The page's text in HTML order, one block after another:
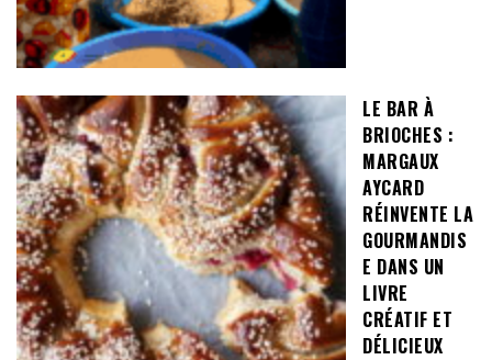
LE BAR À
BRIOCHES :
MARGAUX
AYCARD
RÉINVENTE LA
GOURMANDIS
E DANS UN
LIVRE
CRÉATIF ET
DÉLICIEUX